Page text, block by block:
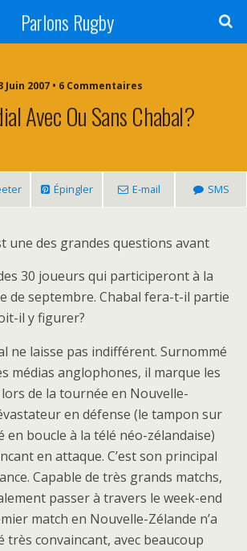
Parlons Rugby
Juin 2007 • 6 Commentaires
Avec Ou Sans Chabal?
Épingler E-mail SMS
une des grandes questions avant
30 joueurs qui participeront à la
de septembre. Chabal fera-t-il partie
il y figurer?
ne laisse pas indifférent. Surnommé
médias anglophones, il marque les
de la tournée en Nouvelle-
en défense (le tampon sur
en boucle à la télé néo-zélandaise)
en attaque. C’est son principal
Capable de très grands matchs,
passer à travers le week-end
match en Nouvelle-Zélande n’a
très convaincant, avec beaucoup